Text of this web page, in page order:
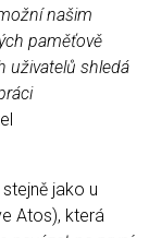
našim
paměťově
uživatelů shledá
jako u
Atos), která